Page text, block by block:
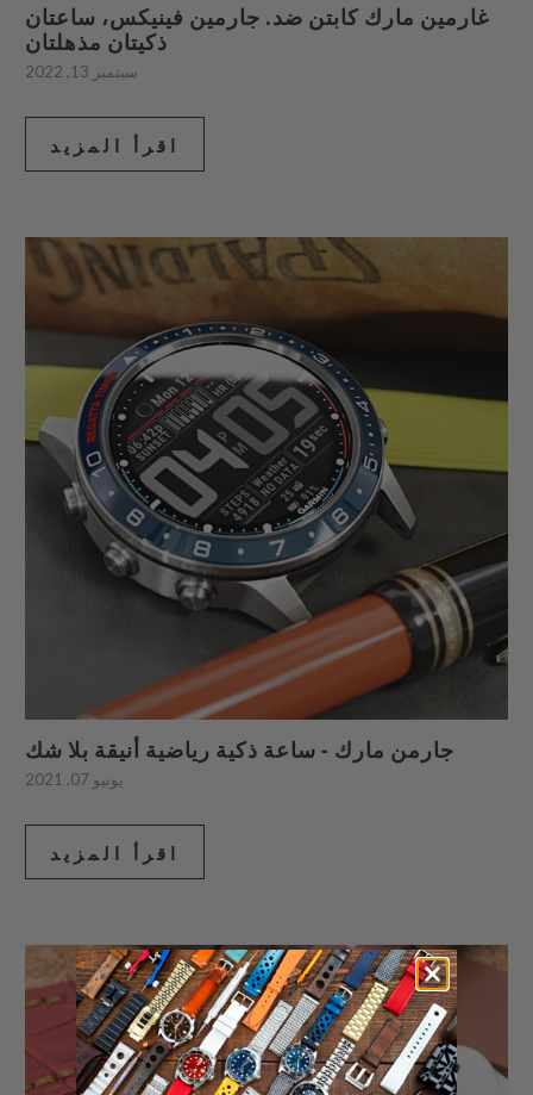
غارمين مارك كابتن ضد. جارمين فينيكس، ساعتان
ذكيتان مذهلتان
سبتمبر 13, 2022
اقرأ المزيد
جارمن مارك - ساعة ذكية رياضية أنيقة بلا شك
يونيو 07, 2021
اقرأ المزيد